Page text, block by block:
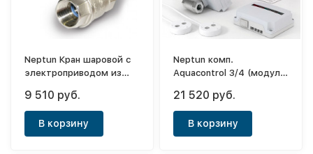
Neptun Кран шаровой с
электроприводом из
220В
9 510 руб.
В корзину
Neptun комп.
Aquacontrol 3/4 (модуль
пров.2шт+кран с
эл.привод.220В.2шт)
21 520 руб.
В корзину